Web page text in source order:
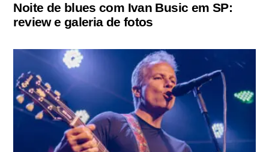
Noite de blues com Ivan Busic em SP:
review e galeria de fotos